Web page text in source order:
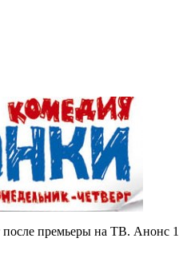
премьеры на ТВ. Анонс